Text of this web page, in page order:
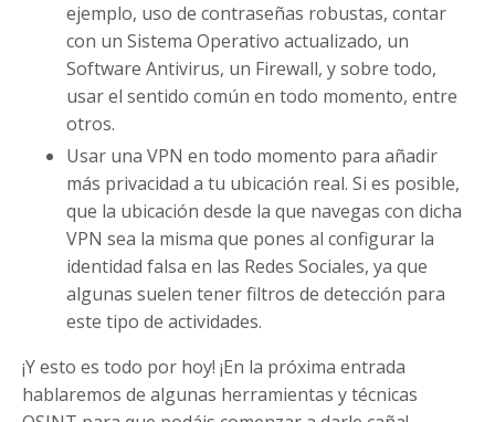
ejemplo, uso de contraseñas robustas, contar
con un Sistema Operativo actualizado, un
Software Antivirus, un Firewall, y sobre todo,
usar el sentido común en todo momento, entre
otros.
Usar una VPN en todo momento para añadir
más privacidad a tu ubicación real. Si es posible,
que la ubicación desde la que navegas con dicha
VPN sea la misma que pones al configurar la
identidad falsa en las Redes Sociales, ya que
algunas suelen tener filtros de detección para
este tipo de actividades.
¡Y esto es todo por hoy! ¡En la próxima entrada
hablaremos de algunas herramientas y técnicas